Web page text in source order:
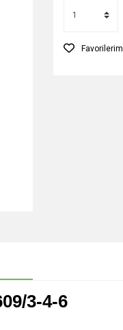
3-4-6